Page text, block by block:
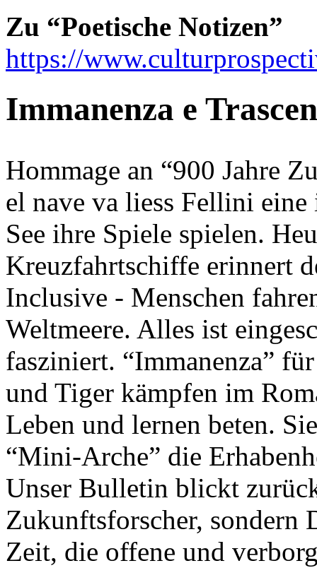
Zu “Poetische Notizen”
https://
Immanenza e
Hommage an “900 Jahre
el nave va liess Fellini
See ihre Spiele spielen.
Kreuzfahrtschiffe erinnert
Inclusive - Menschen
Weltmeere. Alles ist
fasziniert. “Immanenza”
und Tiger kämpfen im
Leben und lernen beten.
“Mini-Arche” die
Unser Bulletin blickt
Zukunftsforscher, sondern
Zeit, die offene und